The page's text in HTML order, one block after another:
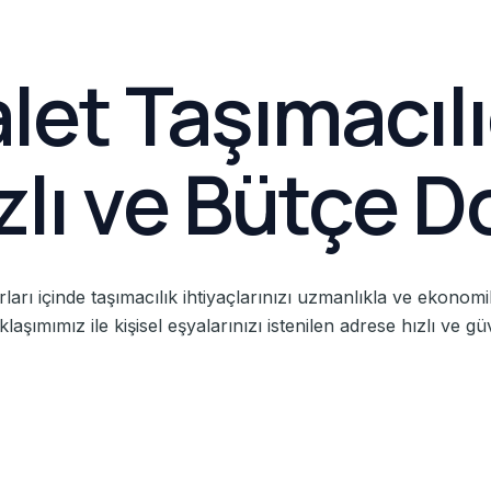
ve Bütçe
içinde taşımacılık ihtiyaçlarınızı uzmanlıkla ve
ile kişisel eşyalarınızı istenilen adrese hızlı ve